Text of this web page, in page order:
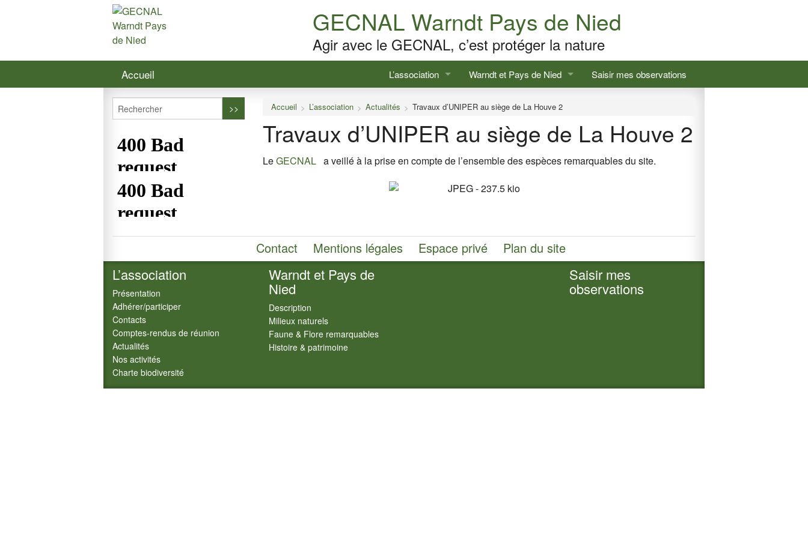
GECNAL Warndt Pays de Nied
Agir avec le GECNAL, c’est protéger la nature
Accueil L’association
Présentation
Adhérer/participer
Contacts
Comptes-rendus de réunion
Nos activités
Warndt et Pays de Nied
Description
Milieux naturels
Faune & Flore remarquables
Histoire & patrimoine
Saisir mes observations
Accueil L’association Actualités Travaux d’UNIPER au siège de La Houve 2
Travaux d’UNIPER au siège de La Houve 2
LeGECNAL a veillé à la prise en compte de l’ensemble des espèces remarquables du site.
Contact Mentions légales Espace privé Plan du site
L’association
Présentation
Adhérer/participer
Contacts
Comptes-rendus de réunion
Actualités
Nos activités
Charte biodiversité
Warndt et Pays de
Nied
Description
Milieux naturels
Faune & Flore remarquables
Histoire & patrimoine
Saisir mes
observations